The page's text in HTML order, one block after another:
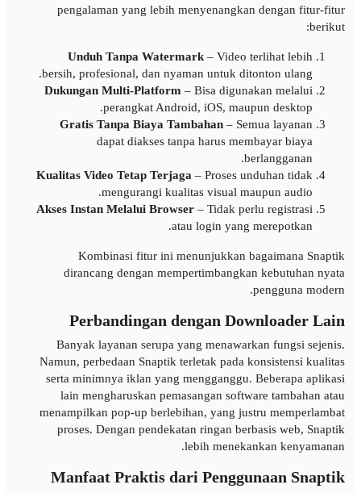
pengalaman yang lebih menyenangkan dengan fitur-fitur
berikut:
Unduh Tanpa Watermark– Video terlihat lebih
bersih, profesional, dan nyaman untuk ditonton ulang.
Dukungan Multi-Platform – Bisa digunakan melalui
perangkat Android, iOS, maupun desktop.
Gratis Tanpa Biaya Tambahan– Semua layanan
dapat diakses tanpa harus membayar biaya
berlangganan.
Kualitas Video Tetap Terjaga – Proses unduhan tidak
mengurangi kualitas visual maupun audio.
Akses Instan Melalui Browser– Tidak perlu registrasi
atau login yang merepotkan.
Kombinasi fitur ini menunjukkan bagaimana Snaptik
dirancang dengan mempertimbangkan kebutuhan nyata
pengguna modern.
Perbandingan dengan Downloader Lain
Banyak layanan serupa yang menawarkan fungsi sejenis.
Namun, perbedaan Snaptik terletak pada konsistensi kualitas
serta minimnya iklan yang mengganggu. Beberapa aplikasi
lain mengharuskan pemasangan software tambahan atau
menampilkan pop-up berlebihan, yang justru memperlambat
proses. Dengan pendekatan ringan berbasis web, Snaptik
lebih menekankan kenyamanan.
Manfaat Praktis dari Penggunaan Snaptik